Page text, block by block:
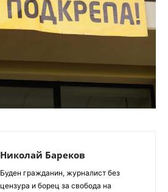
Николай Бареков
Буден гражданин, журналист без
цензура и борец за свобода на